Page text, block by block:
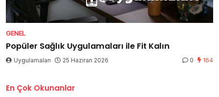
GENEL
Popüler Sağlık Uygulamaları ile Fit Kalın
Uygulamaları 25 Haziran 2026 0 164
En Çok Okunanlar